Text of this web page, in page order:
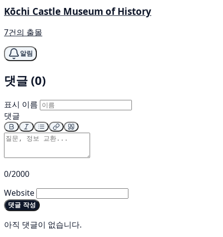
Kōchi Castle Museum of History
7건의 출몰
알림
댓글 (0)
표시 이름
댓글
0/2000
Website
댓글 작성
아직 댓글이 없습니다.